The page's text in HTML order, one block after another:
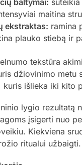
baltymai:
maitina
ekstraktas: ramina
plauko stiebą ir
tekstūra
džiovinimo metu
kuris išlieka iki kito
lygio rezultatą
įsigerti nuo
Kiekviena
ritualui užbaigti.